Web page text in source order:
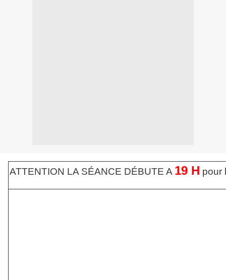
ATTENTION LA SÉANCE DÉBUTE A 19 H pour